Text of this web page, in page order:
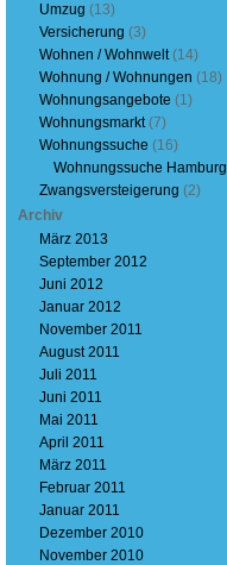
Umzug (13)
Versicherung (3)
Wohnen / Wohnwelt(14)
Wohnung / Wohnungen (18)
Wohnungsangebote (1)
Wohnungsmarkt(7)
Wohnungssuche (16)
Wohnungssuche Hamburg
Zwangsversteigerung (2)
Archiv
März 2013
September 2012
Juni 2012
Januar 2012
November 2011
August 2011
Juli 2011
Juni 2011
Mai 2011
April 2011
März 2011
Februar 2011
Januar 2011
Dezember 2010
November 2010